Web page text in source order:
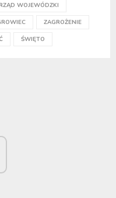
WOJEWÓDZKI
ZAGROŻENIE
ŚWIĘTO